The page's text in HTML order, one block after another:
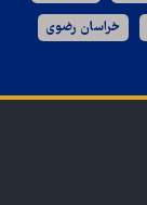
خراسان رضوی